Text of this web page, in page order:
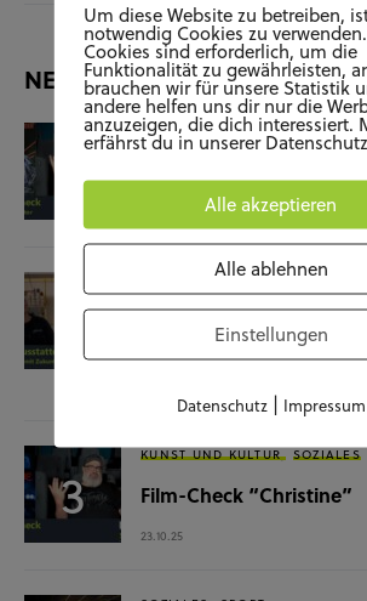
NEUESTE BEITRÄGE
KUNST UND KULTUR SOZIALES
WISSENSCHAFT &
Raumausstatterin –
Zukunft?
KUNST UND KULTUR SOZIALES
Film-Check “Christine”
23.10.25
Um diese Website zu betreiben,
notwendig Cookies zu
Cookies sind erforderlich, um die
Funktionalität zu gewährleisten,
brauchen wir für unsere Statistik
andere helfen uns dir nur die
anzuzeigen, die dich interessiert.
erfährst du in unserer
Alle akzeptieren
Alle ablehnen
Einstellungen
Datenschutz| Impressum